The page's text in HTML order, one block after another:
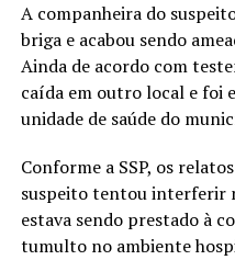
A companheira do
briga e acabou sendo
Ainda de acordo com
caída em outro local e foi
unidade de saúde do
Conforme a SSP, os
suspeito tentou interferir
estava sendo prestado à
tumulto no ambiente